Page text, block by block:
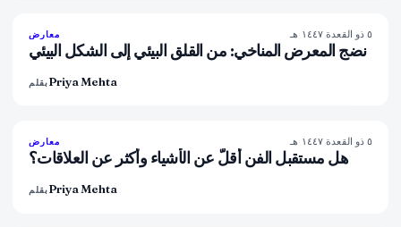
74% 44 معارض ٥ ذو القعدة ١٤٤٧ هـ
نضج المعرض المناخي: من القلق البيئي إلى الشكل البيئي
بقلمPriya Mehta
80% 117 معارض ٥ ذو القعدة ١٤٤٧ هـ
هل مستقبل الفن أقلّ عن الأشياء وأكثر عن العلاقات؟
بقلمPriya Mehta